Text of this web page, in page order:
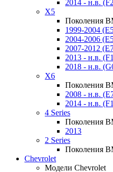
2014 - н.в.
X5
Поколения
1999-2004
2004-2006
2007-2012
2013 - н.в.
2018 - н.в.
X6
Поколения
2008 - н.в.
2014 - н.в.
4 Series
Поколения
2013
2 Series
Поколения
Chevrolet
Модели Chevrolet